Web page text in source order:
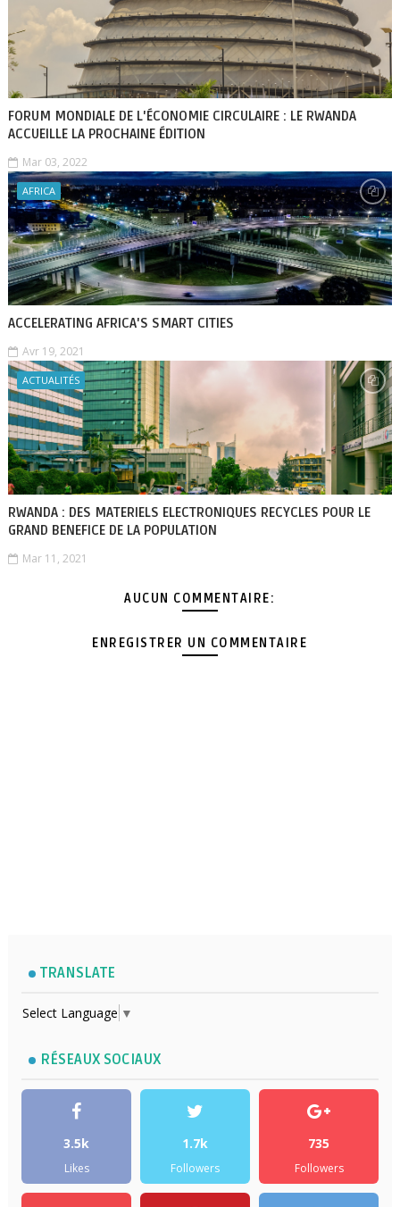
FORUM MONDIALE DE L'ÉCONOMIE CIRCULAIRE : LE RWANDA
ACCUEILLE LA PROCHAINE ÉDITION
Mar 03, 2022
AFRICA
ACCELERATING AFRICA'S SMART CITIES
Avr 19, 2021
ACTUALITÉS
RWANDA : DES MATERIELS ELECTRONIQUES RECYCLES POUR LE
GRAND BENEFICE DE LA POPULATION
Mar 11, 2021
AUCUN COMMENTAIRE:
ENREGISTRER UN COMMENTAIRE
TRANSLATE
Select Language ▼
RÉSEAUX SOCIAUX
3.5k
Likes
1.7k
Followers
735
Followers